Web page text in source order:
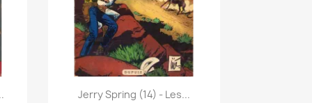
Quick view
Jerry Spring (14) - Les...